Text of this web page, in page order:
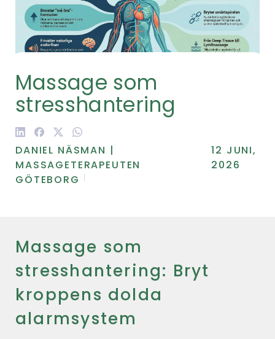
Massage som
stresshantering
DANIEL NÄSMAN |
MASSAGETERAPEUTEN
GÖTEBORG
12 JUNI,
2026
Massage som
stresshantering: Bryt
kroppens dolda
alarmsystem